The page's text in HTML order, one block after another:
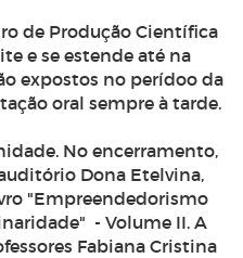
de Produção Científica
e se estende até na
expostos no perídoo da
oral sempre à tarde.
No encerramento,
Dona Etelvina,
"Empreendedorismo
- Volume II. A
Fabiana Cristina